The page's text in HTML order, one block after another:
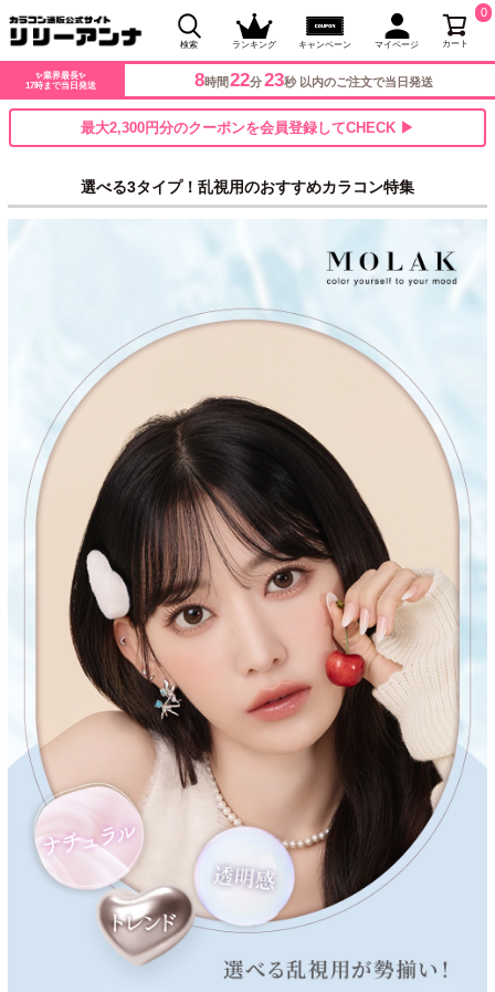
検索 ランキング キャンペーン マイページ カート
0
✨業界最長✨
17時まで当日発送
8時間 22分21秒 以内のご注文で当日発送
最大2,300円分のクーポンを会員登録してCHECK ▶
選べる3タイプ！乱視用のおすすめカラコン特集